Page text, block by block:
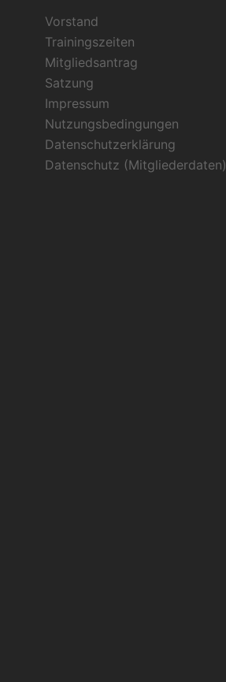
Vorstand
Trainingszeiten
Mitgliedsantrag
Satzung
Impressum
Nutzungsbedingungen
Datenschutzerklärung
Datenschutz (Mitgliederdaten)